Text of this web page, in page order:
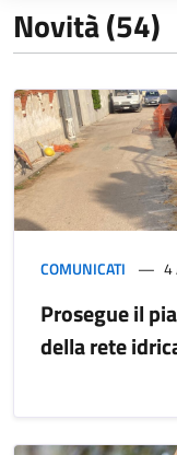
Novità (54)
COMUNICATI 4
Prosegue il
della rete